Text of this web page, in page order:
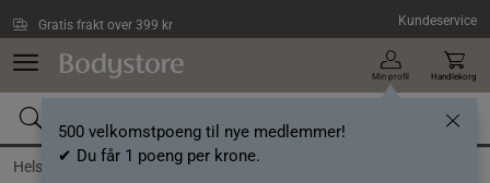
Gratis frakt over 399 kr Kundeservice
Min profil
500 velkomstpoeng til nye medlemmer!
✔ Du får 1 poeng per krone.
Handlekorg
Helse / Kosttilskudd /Kombinert kosttilskudd